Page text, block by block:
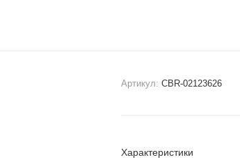
Артикул: CBR-02123626
Характеристики